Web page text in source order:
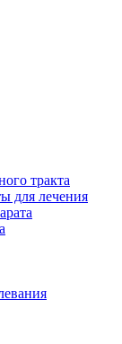
тракта
для лечения